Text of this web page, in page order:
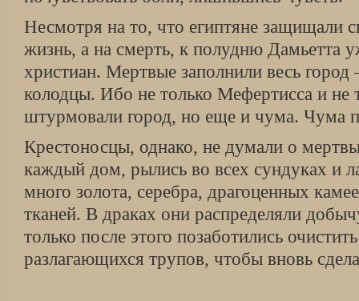
Несмотря на то, что египтяне защищали
жизнь, а на смерть, к полудню Дамьетта
христиан. Мертвые заполнили весь
колодцы. Ибо не только Мефертисса и не
штурмовали город, но еще и чума. Чума
Крестоносцы, однако, не думали о
каждый дом, рылись во всех сундуках и
много золота, серебра, драгоценных
тканей. В драках они распределяли
только после этого позаботились
разлагающихся трупов, чтобы вновь